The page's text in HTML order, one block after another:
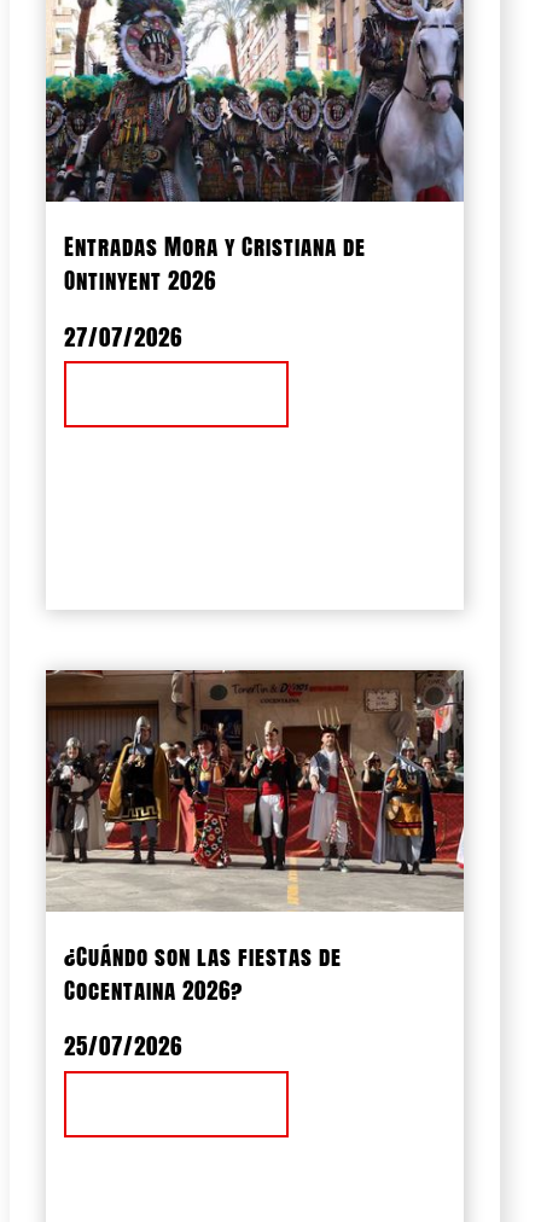
Entradas Mora y Cristiana de
Ontinyent 2026
27/07/2026
¿Cuándo son las fiestas de
Cocentaina 2026?
25/07/2026